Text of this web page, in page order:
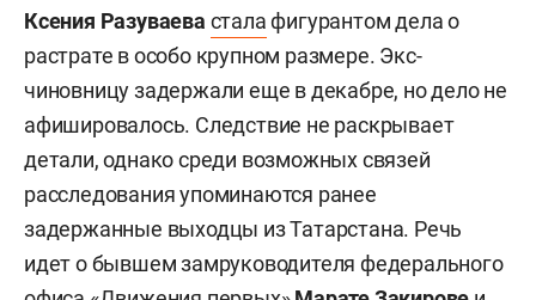
Ксения Разуваева стала фигурантом дела о
растрате в особо крупном размере. Экс-
чиновницу задержали еще в декабре, но дело не
афишировалось. Следствие не раскрывает
детали, однако среди возможных связей
расследования упоминаются ранее
задержанные выходцы из Татарстана. Речь
идет о бывшем замруководителя федерального